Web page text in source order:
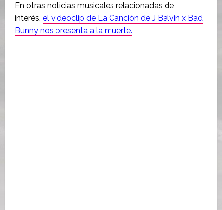
En otras noticias musicales relacionadas de
interés, el videoclip de La Canción de J Balvin x Bad
Bunny nos presenta a la muerte.